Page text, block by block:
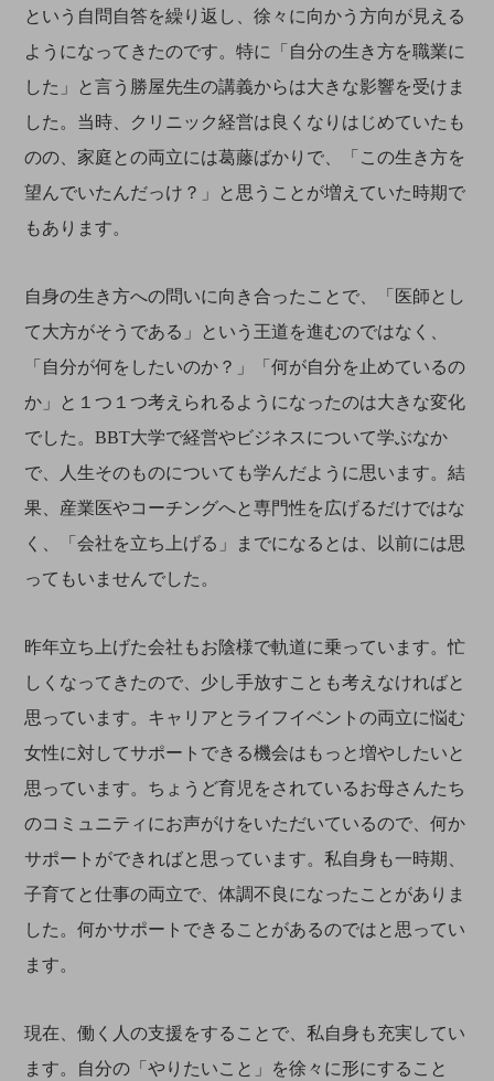
という自問自答を繰り返し、徐々に向かう方向が見える
ようになってきたのです。特に「自分の生き方を職業に
した」と言う勝屋先生の講義からは大きな影響を受けま
した。当時、クリニック経営は良くなりはじめていたも
のの、家庭との両立には葛藤ばかりで、「この生き方を
望んでいたんだっけ？」と思うことが増えていた時期で
もあります。
自身の生き方への問いに向き合ったことで、「医師とし
て大方がそうである」という王道を進むのではなく、
「自分が何をしたいのか？」「何が自分を止めているの
か」と１つ１つ考えられるようになったのは大きな変化
でした。BBT大学で経営やビジネスについて学ぶなか
で、人生そのものについても学んだように思います。結
果、産業医やコーチングへと専門性を広げるだけではな
く、「会社を立ち上げる」までになるとは、以前には思
ってもいませんでした。
昨年立ち上げた会社もお陰様で軌道に乗っています。忙
しくなってきたので、少し手放すことも考えなければと
思っています。キャリアとライフイベントの両立に悩む
女性に対してサポートできる機会はもっと増やしたいと
思っています。ちょうど育児をされているお母さんたち
のコミュニティにお声がけをいただいているので、何か
サポートができればと思っています。私自身も一時期、
子育てと仕事の両立で、体調不良になったことがありま
した。何かサポートできることがあるのではと思ってい
ます。
現在、働く人の支援をすることで、私自身も充実してい
ます。自分の「やりたいこと」を徐々に形にすること